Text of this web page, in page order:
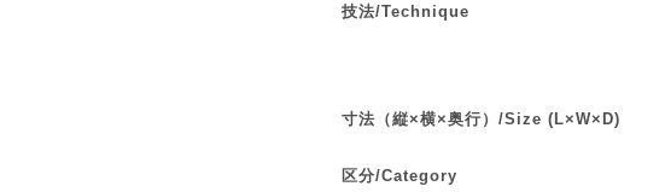
技法/Technique
寸法（縦×横×奥行）/Size (L×W×D)
区分/Category